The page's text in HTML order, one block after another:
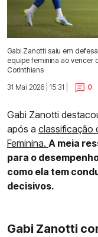
Gabi Zanotti saiu em
equipe feminina ao vencer
Corinthians
31 Mai 2026 | 15:31 |
0
Gabi Zanotti
após a classificação
Feminina. A meia
para o
como ela tem
decisivos.
Gabi Zanotti